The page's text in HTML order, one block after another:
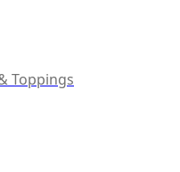
Toppings